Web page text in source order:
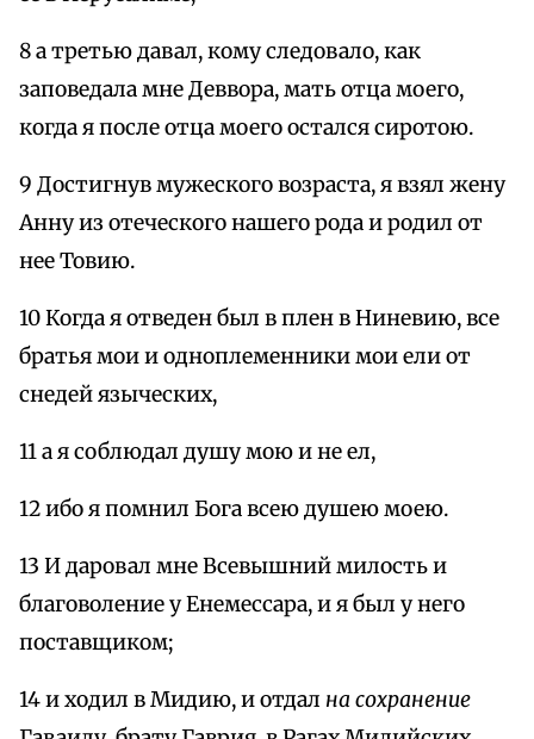
8 а третью давал, кому следовало, как
заповедала мне Деввора, мать отца моего,
когда я после отца моего остался сиротою.
9 Достигнув мужеского возраста, я взял жену
Анну из отеческого нашего рода и родил от
нее Товию.
10 Когда я отведен был в плен в Ниневию, все
братья мои и одноплеменники мои ели от
снедей языческих,
11 а я соблюдал душу мою и не ел,
12 ибо я помнил Бога всею душею моею.
13 И даровал мне Всевышний милость и
благоволение у Енемессара, и я был у него
поставщиком;
14 и ходил в Мидию, и отдал на сохранение